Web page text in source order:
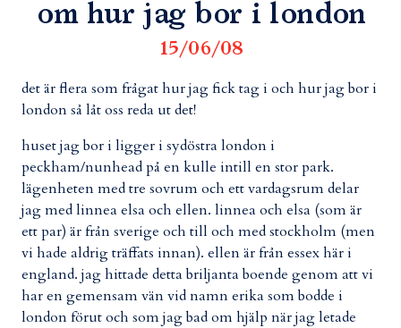
om hur jag bor i london
15/06/08
det är flera som frågat hur jag fick tag i och hur jag bor i
london så låt oss reda ut det!
huset jag bor i ligger i sydöstra london i
peckham/nunhead på en kulle intill en stor park.
lägenheten med tre sovrum och ett vardagsrum delar
jag med linnea elsa och ellen. linnea och elsa (som är
ett par) är från sverige och till och med stockholm (men
vi hade aldrig träffats innan). ellen är från essex här i
england. jag hittade detta briljanta boende genom att vi
har en gemensam vän vid namn erika som bodde i
london förut och som jag bad om hjälp när jag letade